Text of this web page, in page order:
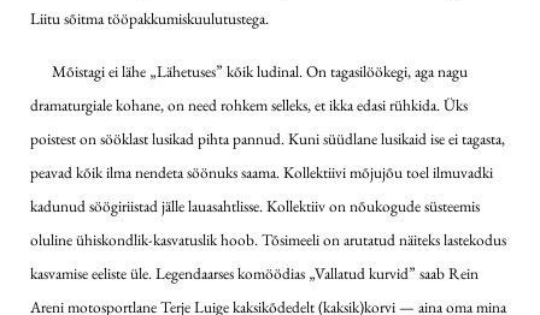
Liitu sõitma tööpakkumiskuulutustega.
Mõistagi ei lähe „Lähetuses” kõik ludinal. On tagasilöökegi, aga nagu
dramaturgiale kohane, on need rohkem selleks, et ikka edasi rühkida. Üks
poistest on sööklast lusikad pihta pannud. Kuni süüdlane lusikaid ise ei tagasta,
peavad kõik ilma nendeta söönuks saama. Kollektiivi mõjujõu toel ilmuvadki
kadunud söögiriistad jälle lauasahtlisse. Kollektiiv on nõukogude süsteemis
oluline ühiskondlik-kasvatuslik hoob. Tõsimeeli on arutatud näiteks lastekodus
kasvamise eeliste üle. Legendaarses komöödias „Vallatud kurvid” saab Rein
Areni motosportlane Terje Luige kaksikõdedelt (kaksik)korvi — aina oma mina